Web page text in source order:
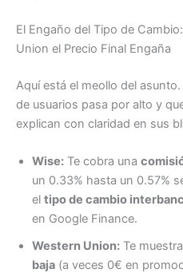
El Engaño del Tipo de
Union el Precio Final Engaña
Aquí está el meollo del
de usuarios pasa por alto y
explican con claridad en sus
Wise: Te cobra una
un 0.33% hasta un 0.57%
el tipo de cambio
en Google Finance.
Western Union: Te
baja (a veces 0€ en